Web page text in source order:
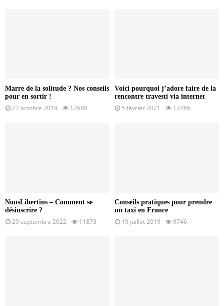
Marre de la solitude ? Nos conseils
pour en sortir !
27 octobre 2019 12688
Voici pourquoi j’adore faire de la
rencontre travesti via internet
5 février 2021 12266
NousLibertins – Comment se
désinscrire ?
29 septembre 2022 11873
Conseils pratiques pour prendre
un taxi en France
19 juillet 2019 9746